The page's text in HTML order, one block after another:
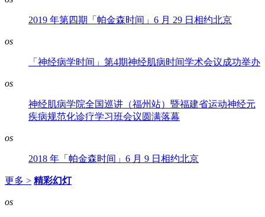
2019 年第四期「帕金森时间」6 月 29 日相约北京
os
「神经病学时间」第4期神经肌病时间学术会议成功举办
os
神经肌病学院全国巡讲（福州站）暨福建省运动神经元
疾病规范化诊疗学习班会议圆满落幕
os
2018 年「帕金森时间」6 月 9 日相约北京
更多 > 精彩幻灯
os